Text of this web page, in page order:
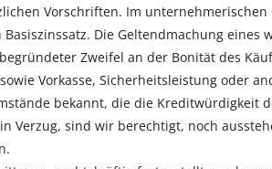
Vorschriften. Im
Die Geltendmachung
Zweifel an der Bonität des
Vorkasse, Sicherheitsleistung oder
bekannt, die die Kreditwürdigkeit
Verzug, sind wir berechtigt, noch